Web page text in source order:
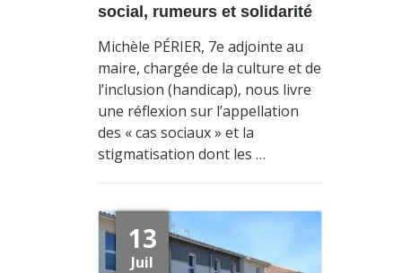
social, rumeurs et solidarité
Michèle PÉRIER, 7e adjointe au
maire, chargée de la culture et de
l’inclusion (handicap), nous livre
une réflexion sur l’appellation
des « cas sociaux » et la
stigmatisation dont les …
13
Juil